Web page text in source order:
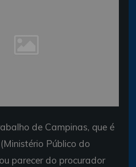
de Campinas, que é
Público do
parecer do procurador